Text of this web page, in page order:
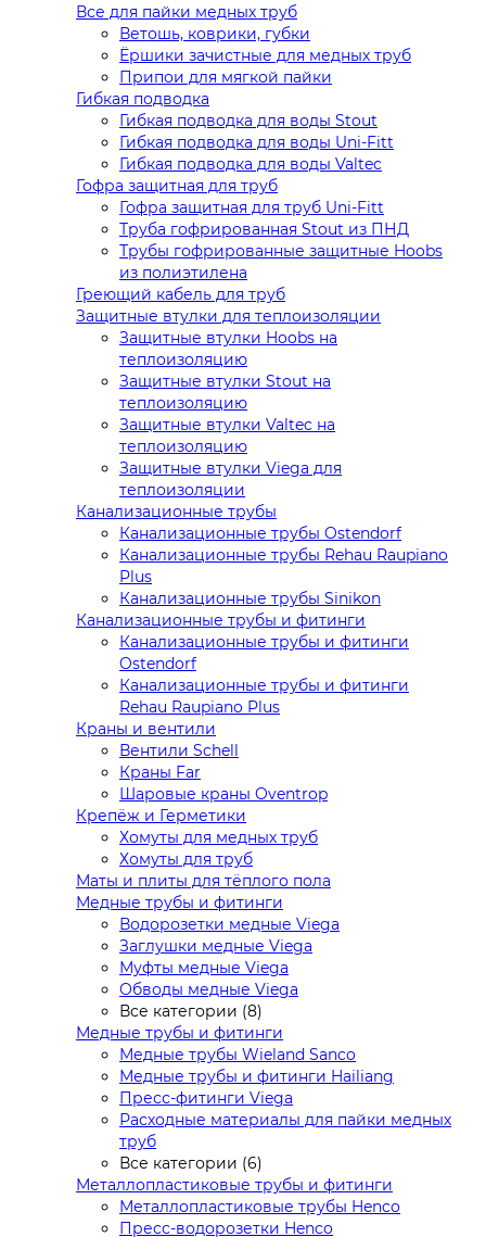
Все для пайки медных труб
Ветошь, коврики, губки
Ёршики зачистные для медных труб
Припои для мягкой пайки
Гибкая подводка
Гибкая подводка для воды Stout
Гибкая подводка для воды Uni-Fitt
Гибкая подводка для воды Valtec
Гофра защитная для труб
Гофра защитная для труб Uni-Fitt
Труба гофрированная Stout из ПНД
Трубы гофрированные защитные Hoobs
из полиэтилена
Греющий кабель для труб
Защитные втулки для теплоизоляции
Защитные втулки Hoobs на
теплоизоляцию
Защитные втулки Stout на
теплоизоляцию
Защитные втулки Valtec на
теплоизоляцию
Защитные втулки Viega для
теплоизоляции
Канализационные трубы
Канализационные трубы Ostendorf
Канализационные трубы Rehau Raupiano
Plus
Канализационные трубы Sinikon
Канализационные трубы и фитинги
Канализационные трубы и фитинги
Ostendorf
Канализационные трубы и фитинги
Rehau Raupiano Plus
Краны и вентили
Вентили Schell
Краны Far
Шаровые краны Oventrop
Крепёж и Герметики
Хомуты для медных труб
Хомуты для труб
Маты и плиты для тёплого пола
Медные трубы и фитинги
Водорозетки медные Viega
Заглушки медные Viega
Муфты медные Viega
Обводы медные Viega
Все категории (8)
Медные трубы и фитинги
Медные трубы Wieland Sanco
Медные трубы и фитинги Hailiang
Пресс-фитинги Viega
Расходные материалы для пайки медных
труб
Все категории (6)
Металлопластиковые трубы и фитинги
Металлопластиковые трубы Henco
Пресс-водорозетки Henco